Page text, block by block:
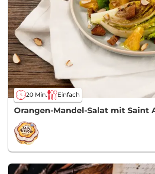
20 Min. Einfach
Orangen-Mandel-Salat mit Saint